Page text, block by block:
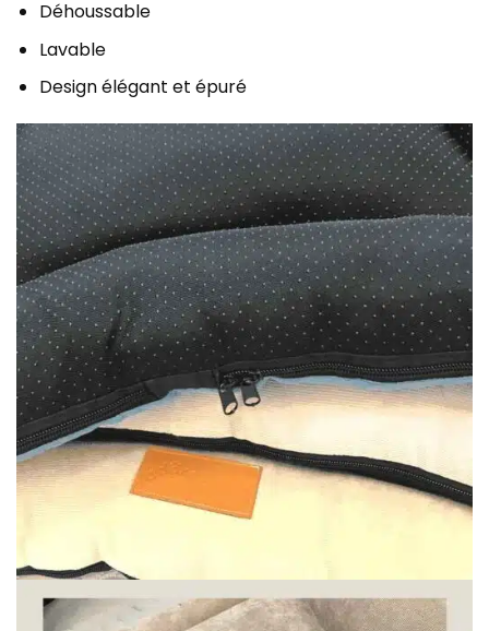
Déhoussable
Lavable
Design élégant et épuré